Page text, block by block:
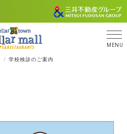
MENU
学校検診のご案内